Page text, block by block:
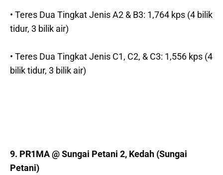
• Teres Dua Tingkat Jenis A2 & B3: 1,764 kps (4 bilik
tidur, 3 bilik air)
• Teres Dua Tingkat Jenis C1, C2, & C3: 1,556 kps (4
bilik tidur, 3 bilik air)
9. PR1MA @ Sungai Petani 2, Kedah (Sungai
Petani)